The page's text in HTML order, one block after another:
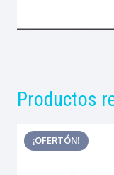
Productos
¡OFERTÓN!